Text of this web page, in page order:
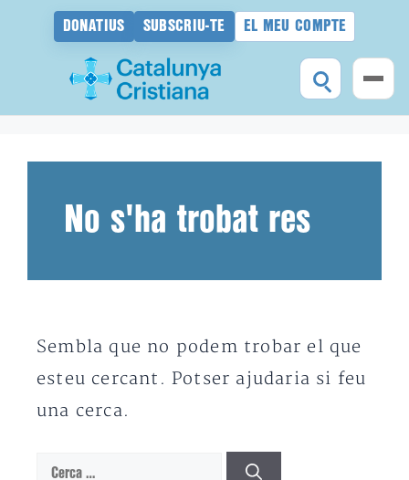
DONATIUS SUBSCRIU-TE EL MEU COMPTE
No s'ha trobat res
Sembla que no podem trobar el que
esteu cercant. Potser ajudaria si feu
una cerca.
Cerca: